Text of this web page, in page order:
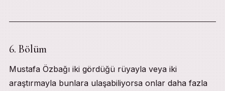
6. Bölüm
Mustafa Özbağı iki gördüğü rüyayla veya iki
araştırmayla bunlara ulaşabiliyorsa onlar daha fazla